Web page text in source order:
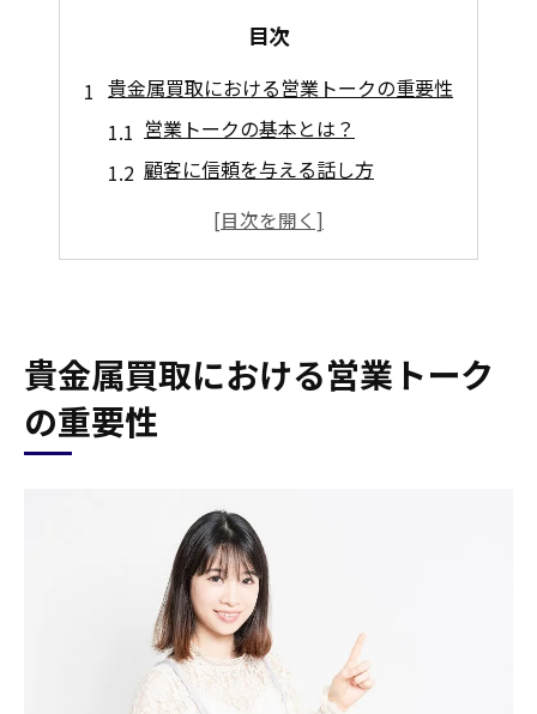
目次
貴金属買取における営業トークの重要性
営業トークの基本とは？
顧客に信頼を与える話し方
価格交渉を有利に進める方法
貴金属の買取価格を上げるコツ
状態の良い貴金属を保つ方法
買取保証を活用する
高価買取を得るための交渉術
口コミや評判を活用する
出張買取営業のメリットとデメリット
出張買取の流れとは？
貴金属買取における営業トーク
の重要性